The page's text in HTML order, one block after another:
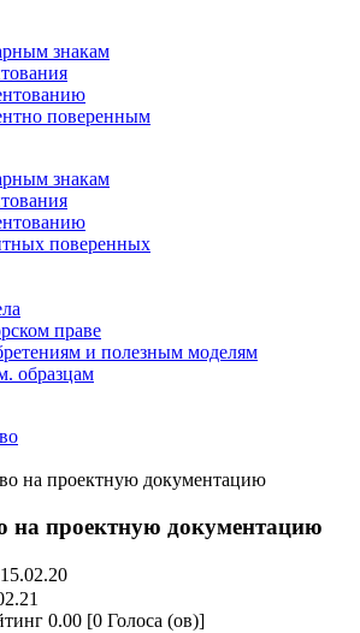
знакам
поверенным
знакам
поверенных
праве
и полезным моделям
образцам
на проектную документацию
на проектную документацию
0.00 [0 Голоса (ов)]